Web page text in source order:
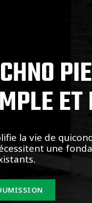
la vie de
une